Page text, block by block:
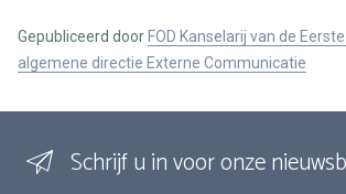
Gepubliceerd door FOD Kanselarij van de
algemene directie Externe Communicatie
Schrijf u in voor onze